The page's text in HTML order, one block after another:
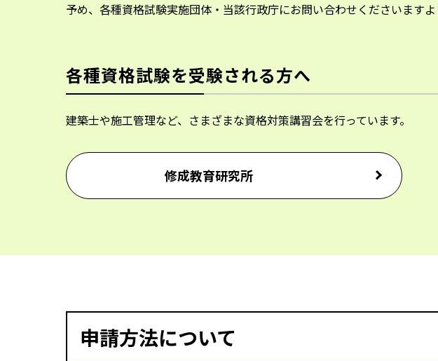
予め、各種資格試験実施団体・当該行政庁にお問い合わせくださいますよ
各種資格試験を受験される方へ
建築士や施工管理など、さまざまな資格対策講習会を行っています。
修成教育研究所
申請方法について